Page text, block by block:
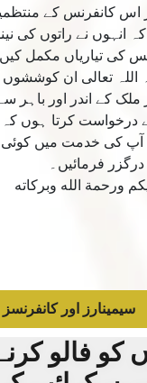
اس کانفرنس کے
انہوں نے راتوں کی
کی تیاریاں مکمل
اللہ تعالی ان کوششوں
ملک کے اندر اور باہر
درخواست کرتا ہوں کہ
کی خدمت میں کوئی
فرمائیں۔
ورحمة الله وبركاته
سیمینارز اور کانفرنسز
کو فالو